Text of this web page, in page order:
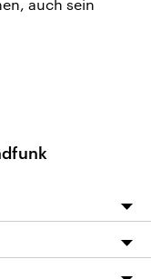
auch sein